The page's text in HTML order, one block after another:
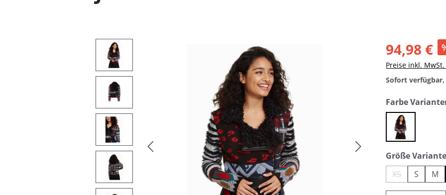
Bildergalerie überspringen 94,98 €
Preise inkl.
Sofort
Farbe
negro /
Größe
XS(Diese Option
S M